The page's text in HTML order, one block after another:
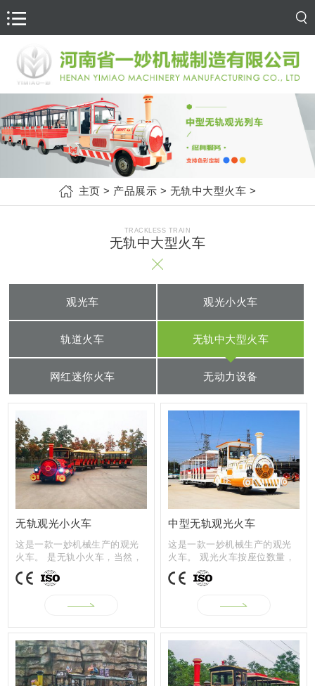
主页 > 产品展示 > 无轨中大型火车 >
TRACKLESS TRAIN
无轨中大型火车
观光车 观光小火车
轨道火车 无轨中大型火车
网红迷你火车 无动力设备
无轨观光小火车
这是一款一妙机械生产的观光
火车。 是无轨小火车，当然，
也可以按照...
中型无轨观光火车
这是一款一妙机械生产的观光
火车。 观光火车按座位数量，
分为27座、...